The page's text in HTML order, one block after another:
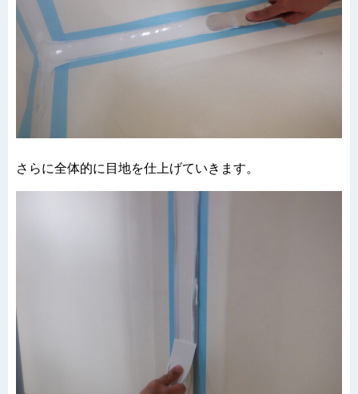
さらに全体的に目地を仕上げていきます。